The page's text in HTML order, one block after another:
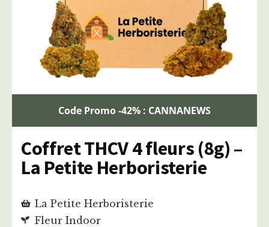
Code Promo -42% : CANNANEWS
Coffret THCV 4 fleurs (8g) –
La Petite Herboristerie
La Petite Herboristerie
Fleur Indoor